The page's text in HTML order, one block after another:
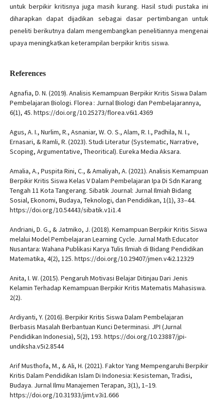
untuk berpikir kritisnya juga masih kurang. Hasil studi pustaka ini
diharapkan dapat dijadikan sebagai dasar pertimbangan untuk
peneliti berikutnya dalam mengembangkan penelitiannya mengenai
upaya meningkatkan keterampilan berpikir kritis siswa.
References
Agnafia, D. N. (2019). Analisis Kemampuan Berpikir Kritis Siswa Dalam
Pembelajaran Biologi. Florea : Jurnal Biologi dan Pembelajarannya,
6(1), 45. https://doi.org/10.25273/florea.v6i1.4369
Agus, A. I., Nurlim, R., Asnaniar, W. O. S., Alam, R. I., Padhila, N. I.,
Ernasari, & Ramli, R. (2023). Studi Literatur (Systematic, Narrative,
Scoping, Argumentative, Theoritical). Eureka Media Aksara.
Amalia, A., Puspita Rini, C., & Amaliyah, A. (2021). Analisis Kemampuan
Berpikir Kritis Siswa Kelas V Dalam Pembelajaran Ipa Di Sdn Karang
Tengah 11 Kota Tangerang. Sibatik Journal: Jurnal Ilmiah Bidang
Sosial, Ekonomi, Budaya, Teknologi, dan Pendidikan, 1(1), 33–44.
https://doi.org/10.54443/sibatik.v1i1.4
Andriani, D. G., & Jatmiko, J. (2018). Kemampuan Berpikir Kritis Siswa
melalui Model Pembelajaran Learning Cycle. Jurnal Math Educator
Nusantara: Wahana Publikasi Karya Tulis Ilmiah di Bidang Pendidikan
Matematika, 4(2), 125. https://doi.org/10.29407/jmen.v4i2.12329
Anita, I. W. (2015). Pengaruh Motivasi Belajar Ditinjau Dari Jenis
Kelamin Terhadap Kemampuan Berpikir Kritis Matematis Mahasiswa.
2(2).
Ardiyanti, Y. (2016). Berpikir Kritis Siswa Dalam Pembelajaran
Berbasis Masalah Berbantuan Kunci Determinasi. JPI (Jurnal
Pendidikan Indonesia), 5(2), 193. https://doi.org/10.23887/jpi-
undiksha.v5i2.8544
Arif Musthofa, M., & Ali, H. (2021). Faktor Yang Mempengaruhi Berpikir
Kritis Dalam Pendidikan Islam Di Indonesia: Kesisteman, Tradisi,
Budaya. Jurnal Ilmu Manajemen Terapan, 3(1), 1–19.
https://doi.org/10.31933/jimt.v3i1.666